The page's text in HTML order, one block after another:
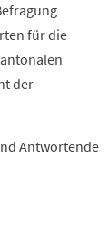
für die
der
Antwortende